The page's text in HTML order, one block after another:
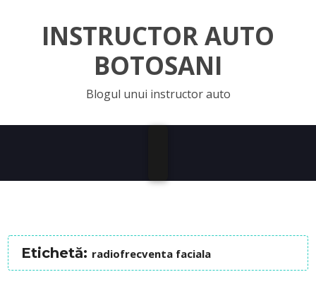
INSTRUCTOR AUTO
BOTOSANI
Blogul unui instructor auto
Etichetă: radiofrecventa faciala